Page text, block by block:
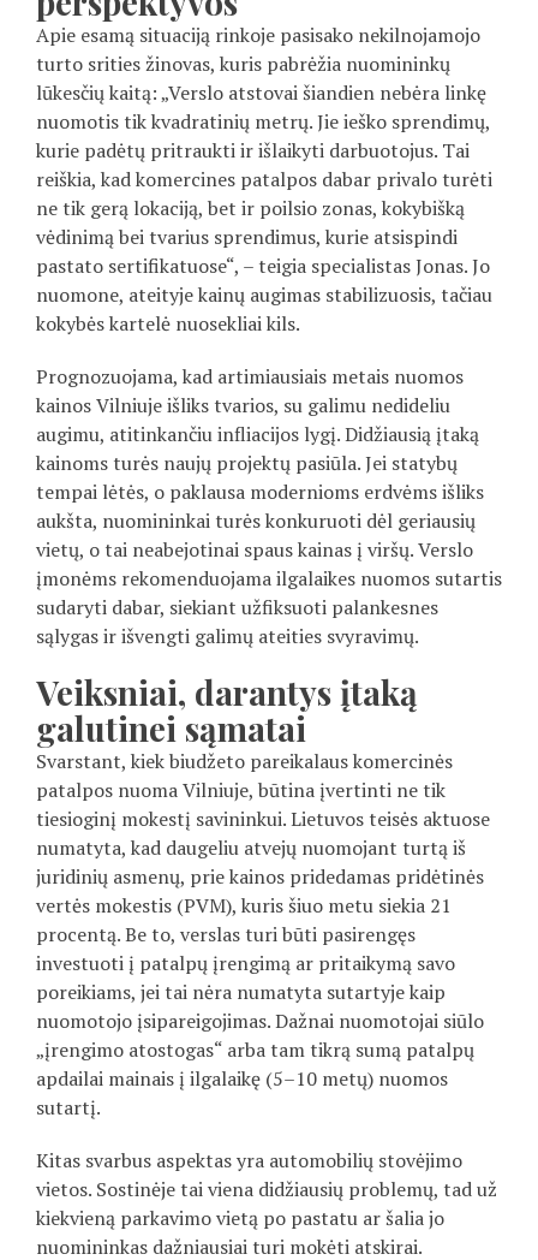
Apie esamą situaciją rinkoje pasisako nekilnojamojo
turto srities žinovas, kuris pabrėžia nuomininkų
lūkesčių kaitą: „Verslo atstovai šiandien nebėra linkę
nuomotis tik kvadratinių metrų. Jie ieško sprendimų,
kurie padėtų pritraukti ir išlaikyti darbuotojus. Tai
reiškia, kad komercines patalpos dabar privalo turėti
ne tik gerą lokaciją, bet ir poilsio zonas, kokybišką
vėdinimą bei tvarius sprendimus, kurie atsispindi
pastato sertifikatuose“, – teigia specialistas Jonas. Jo
nuomone, ateityje kainų augimas stabilizuosis, tačiau
kokybės kartelė nuosekliai kils.
Prognozuojama, kad artimiausiais metais nuomos
kainos Vilniuje išliks tvarios, su galimu nedideliu
augimu, atitinkančiu infliacijos lygį. Didžiausią įtaką
kainoms turės naujų projektų pasiūla. Jei statybų
tempai lėtės, o paklausa modernioms erdvėms išliks
aukšta, nuomininkai turės konkuruoti dėl geriausių
vietų, o tai neabejotinai spaus kainas į viršų. Verslo
įmonėms rekomenduojama ilgalaikes nuomos sutartis
sudaryti dabar, siekiant užfiksuoti palankesnes
sąlygas ir išvengti galimų ateities svyravimų.
Veiksniai, darantys įtaką
galutinei sąmatai
Svarstant, kiek biudžeto pareikalaus komercinės
patalpos nuoma Vilniuje, būtina įvertinti ne tik
tiesioginį mokestį savininkui. Lietuvos teisės aktuose
numatyta, kad daugeliu atvejų nuomojant turtą iš
juridinių asmenų, prie kainos pridedamas pridėtinės
vertės mokestis (PVM), kuris šiuo metu siekia 21
procentą. Be to, verslas turi būti pasirengęs
investuoti į patalpų įrengimą ar pritaikymą savo
poreikiams, jei tai nėra numatyta sutartyje kaip
nuomotojo įsipareigojimas. Dažnai nuomotojai siūlo
„įrengimo atostogas“ arba tam tikrą sumą patalpų
apdailai mainais į ilgalaikę (5–10 metų) nuomos
sutartį.
Kitas svarbus aspektas yra automobilių stovėjimo
vietos. Sostinėje tai viena didžiausių problemų, tad už
kiekvieną parkavimo vietą po pastatu ar šalia jo
nuomininkas dažniausiai turi mokėti atskirai.